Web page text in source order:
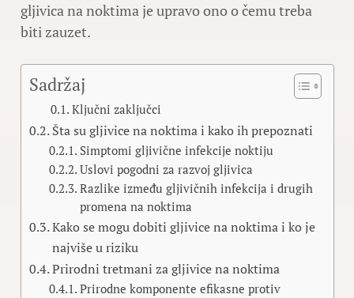
gljivica na noktima je upravo ono o čemu treba
biti zauzet.
Sadržaj
Ključni zaključci
Šta su gljivice na noktima i kako ih prepoznati
Simptomi gljivične infekcije noktiju
Uslovi pogodni za razvoj gljivica
Razlike između gljivičnih infekcija i drugih
promena na noktima
Kako se mogu dobiti gljivice na noktima i ko je
najviše u riziku
Prirodni tretmani za gljivice na noktima
Prirodne komponente efikasne protiv